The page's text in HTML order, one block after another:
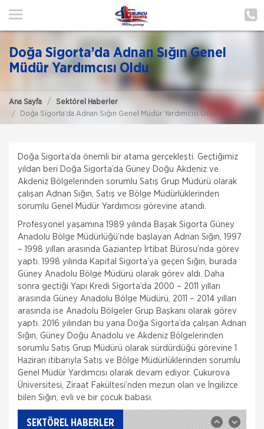
ANA SAYFA
HİZMETLERİMİZ
POLIÇE HATIRLAT
İLETIŞIM
ŞUBE BAŞVURUSU
MÜŞTERI GIRIŞI
TEKLİF AL
Doğa Sigorta’da Adnan Sığın Genel
Müdür Yardımcısı Oldu
Ana Sayfa
Sektörel Haberler
Doğa Sigorta’da Adnan Sığın Genel Müdür Yardımcısı Oldu
Doğa Sigorta’da önemli bir atama gerçekleşti. Geçtiğimiz
yıldan beri Doğa Sigorta’da Güney Doğu Akdeniz ve
Akdeniz Bölgelerinden sorumlu Satış Grup Müdürü olarak
çalışan Adnan Sığın, Satış ve Bölge Müdürlüklerinden
sorumlu Genel Müdür Yardımcısı görevine atandı.
Profesyonel yaşamına 1989 yılında Başak Sigorta Güney
Anadolu Bölge Müdürlüğü’nde başlayan Adnan Sığın, 1997
– 1998 yılları arasında Gaziantep İrtibat Bürosu’nda görev
yaptı. 1998 yılında Kapital Sigorta’ya geçen Sığın, burada
Güney Anadolu Bölge Müdürü olarak görev aldı. Daha
sonra geçtiği Yapı Kredi Sigorta’da 2000 – 2011 yılları
arasında Güney Anadolu Bölge Müdürü, 2011 – 2014 yılları
arasında ise Anadolu Bölgeler Grup Başkanı olarak görev
yaptı. 2016 yılından bu yana Doğa Sigorta’da çalışan Adnan
Sığın, Güney Doğu Anadolu ve Akdeniz Bölgelerinden
sorumlu Satış Grup Müdürü olarak sürdürdüğü görevine 1
Haziran itibarıyla Satış ve Bölge Müdürlüklerinden sorumlu
Genel Müdür Yardımcısı olarak devam ediyor. Çukurova
Üniversitesi, Ziraat Fakültesi’nden mezun olan ve İngilizce
bilen Sığın, evli ve bir çocuk babası.
SEKTÖREL HABERLER
Fare Kasko Kapsamında
Sigorta şirketleri ile sigortalılar arasındaki
uyuşmazlıkları çözen Sigorta Tahkim Komisyonu,
sigortalı bir aracın aksamlarının fare tarafından
kemirilmesi nedeniyle sigorta şi
Sigortix.com - Sigorta Acentelerinin
Gücü
ile yayına başlamıştır. Müşterileri Sigorta Acentelerini